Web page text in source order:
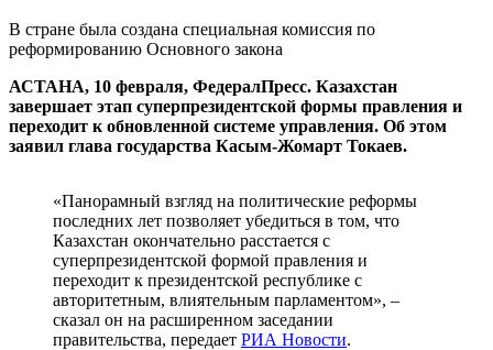
В стране была создана специальная комиссия по
реформированию Основного закона
АСТАНА, 10 февраля, ФедералПресс. Казахстан
завершает этап суперпрезидентской формы правления и
переходит к обновленной системе управления. Об этом
заявил глава государства Касым-Жомарт Токаев.
«Панорамный взгляд на политические реформы
последних лет позволяет убедиться в том, что
Казахстан окончательно расстается с
суперпрезидентской формой правления и
переходит к президентской республике с
авторитетным, влиятельным парламентом», –
сказал он на расширенном заседании
правительства, передает РИА Новости.